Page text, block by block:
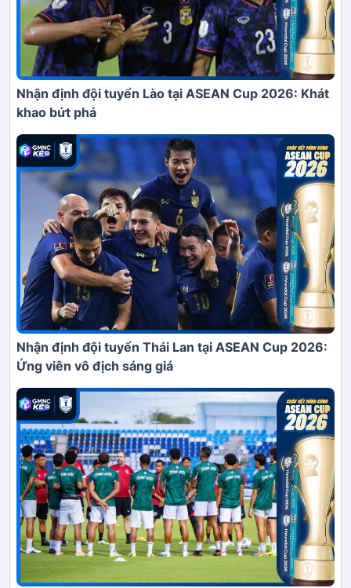
Nhận định đội tuyển Lào tại ASEAN Cup 2026: Khát
khao bứt phá
Nhận định đội tuyển Thái Lan tại ASEAN Cup 2026:
Ứng viên vô địch sáng giá